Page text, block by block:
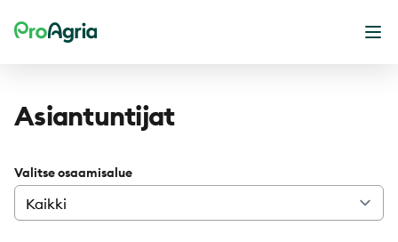
ProAgria
Asiantuntijat
Valitse osaamisalue